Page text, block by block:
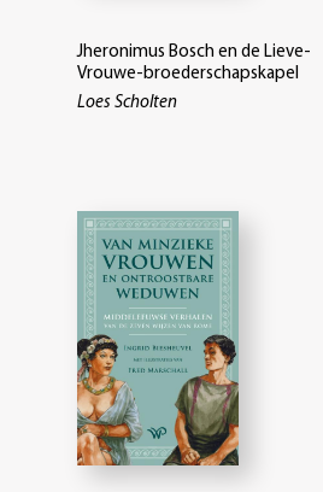
Jheronimus Bosch en de Lieve-
Vrouwe-broederschapskapel
Loes Scholten